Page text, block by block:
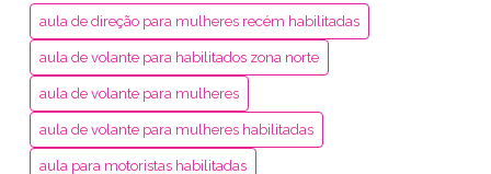
AULAS PRÁTICAS PARA MULHERES RECÉM-
HABILITADAS: DICAS FUNDAMENTAIS PARA
DIRIGIR COM CONFIANÇA
CONSELHOS ESSENCIAIS DE DIREÇÃO PARA
MULHERES NA ZONA OESTE
aula de direção para mulheres recém habilitadas
aula de volante para habilitados zona norte
aula de volante para mulheres
aula de volante para mulheres habilitadas
aula para motoristas habilitadas